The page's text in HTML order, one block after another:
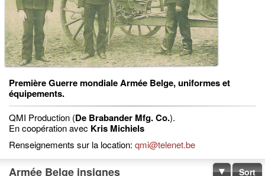
Première Guerre mondiale Armée Belge, uniformes et
équipements.
QMI Production (De Brabander Mfg. Co.).
En coopération avec Kris Michiels
Renseignements sur la location: qmi@telenet.be
Armée Belge insignes Sort